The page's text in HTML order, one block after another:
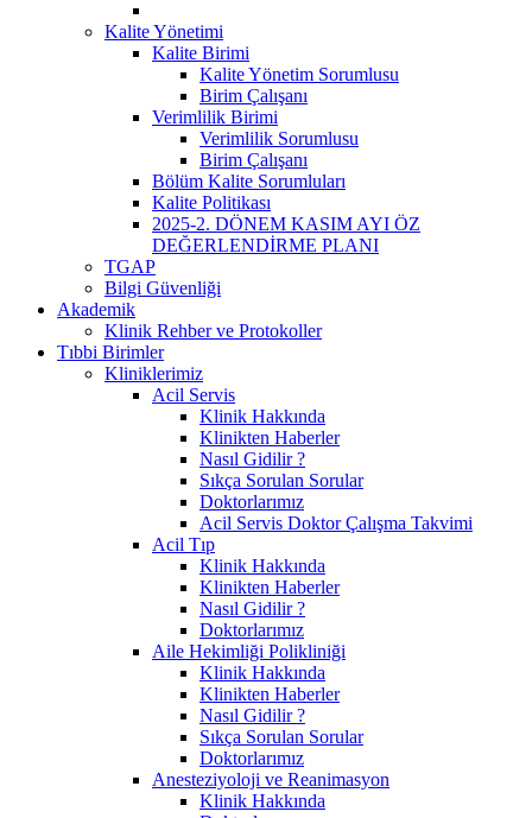
Kalite Yönetimi
Kalite Birimi
Kalite Yönetim Sorumlusu
Birim Çalışanı
Verimlilik Birimi
Verimlilik Sorumlusu
Birim Çalışanı
Bölüm Kalite Sorumluları
Kalite Politikası
2025-2. DÖNEM KASIM AYI ÖZ
DEĞERLENDİRME PLANI
TGAP
Bilgi Güvenliği
Akademik
Klinik Rehber ve Protokoller
Tıbbi Birimler
Kliniklerimiz
Acil Servis
Klinik Hakkında
Klinikten Haberler
Nasıl Gidilir ?
Sıkça Sorulan Sorular
Doktorlarımız
Acil Servis Doktor Çalışma Takvimi
Acil Tıp
Klinik Hakkında
Klinikten Haberler
Nasıl Gidilir ?
Doktorlarımız
Aile Hekimliği Polikliniği
Klinik Hakkında
Klinikten Haberler
Nasıl Gidilir ?
Sıkça Sorulan Sorular
Doktorlarımız
Anesteziyoloji ve Reanimasyon
Klinik Hakkında